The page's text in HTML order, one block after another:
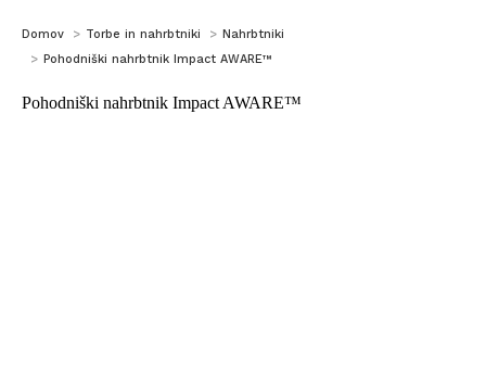
You are here:
Domov Torbe in nahrbtniki
Nahrbtniki
Pohodniški nahrbtnik Impact AWARE™
Pohodniški nahrbtnik Impact AWARE™